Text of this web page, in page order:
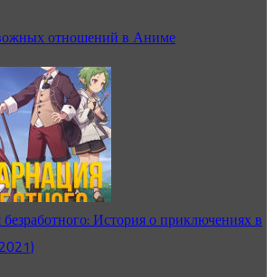
отношений в Аниме
История о приключениях в